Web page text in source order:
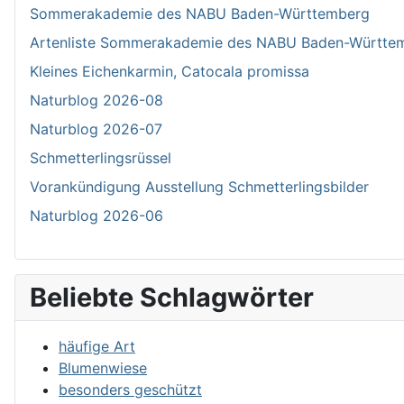
Sommerakademie des NABU Baden-Württemberg
Artenliste Sommerakademie des NABU Baden-
Kleines Eichenkarmin, Catocala promissa
Naturblog 2026-08
Naturblog 2026-07
Schmetterlingsrüssel
Vorankündigung Ausstellung Schmetterlingsbilder
Naturblog 2026-06
Beliebte Schlagwörter
häufige Art
Blumenwiese
besonders geschützt